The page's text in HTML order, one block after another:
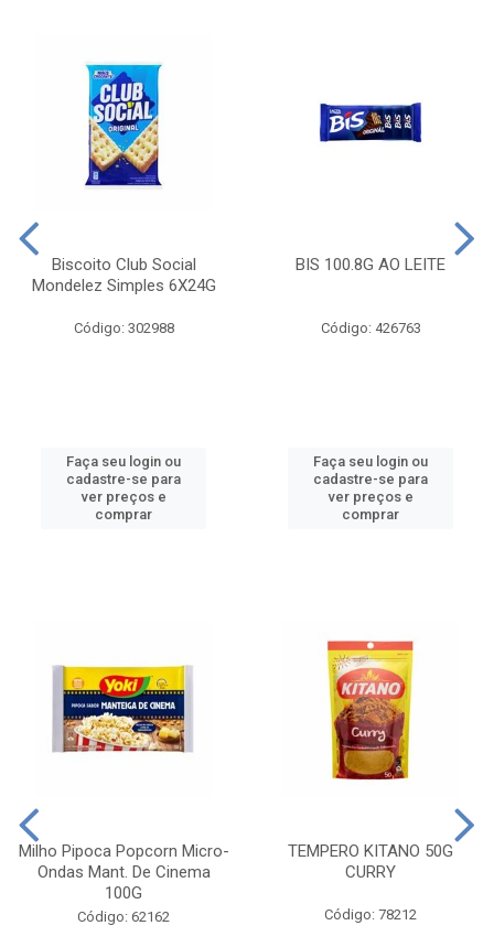
Biscoito Club Social
Mondelez Simples 6X24G
Código: 302988
Faça seu login ou
cadastre-se para
ver preços e
comprar
BIS 100.8G AO LEITE
Código: 426763
Faça seu login ou
cadastre-se para
ver preços e
comprar
Milho Pipoca Popcorn Micro-
Ondas Mant. De Cinema
100G
Código: 62162
TEMPERO KITANO 50G
CURRY
Código: 78212